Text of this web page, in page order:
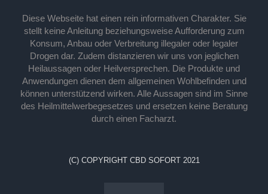
Diese Webseite hat einen rein informativen Charakter. Sie
stellt keine Anleitung beziehungsweise Aufforderung zum
Konsum, Anbau oder Verbreitung illegaler oder legaler
Drogen dar. Zudem distanzieren wir uns von jeglichen
Heilaussagen oder Heilversprechen. Die Produkte und
Anwendungen dienen dem allgemeinen Wohlbefinden und
können unterstützend wirken. Alle Aussagen sind im Sinne
des Heilmittelwerbegesetzes und ersetzen keine Beratung
durch einen Facharzt.
(C) COPYRIGHT CBD SOFORT 2021